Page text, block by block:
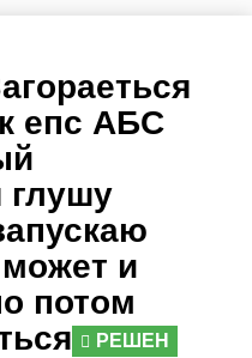
епс АБС
глушу
и
потом
РЕШЕН